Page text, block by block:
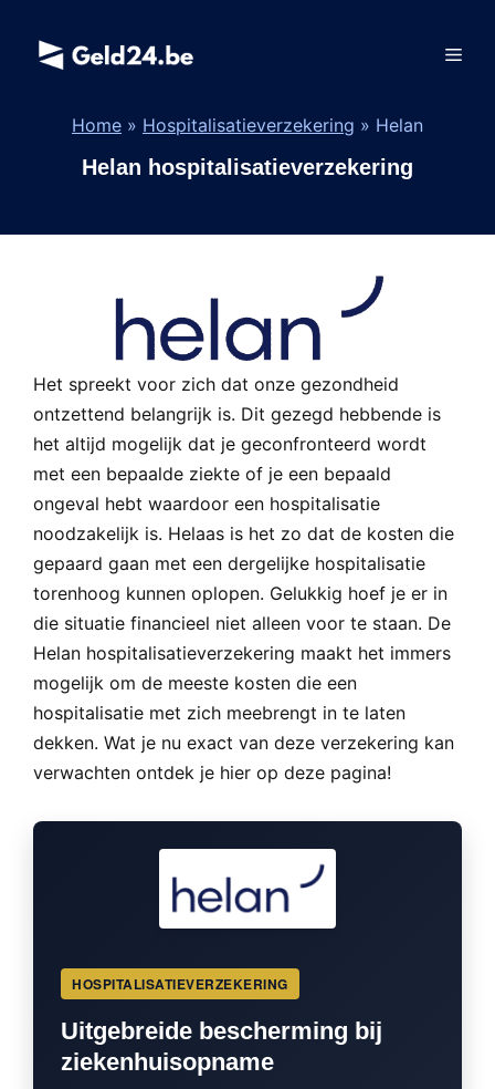
Home » Hospitalisatieverzekering » Helan
Helan hospitalisatieverzekering
Het spreekt voor zich dat onze gezondheid
ontzettend belangrijk is. Dit gezegd hebbende is
het altijd mogelijk dat je geconfronteerd wordt
met een bepaalde ziekte of je een bepaald
ongeval hebt waardoor een hospitalisatie
noodzakelijk is. Helaas is het zo dat de kosten die
gepaard gaan met een dergelijke hospitalisatie
torenhoog kunnen oplopen. Gelukkig hoef je er in
die situatie financieel niet alleen voor te staan. De
Helan hospitalisatieverzekering maakt het immers
mogelijk om de meeste kosten die een
hospitalisatie met zich meebrengt in te laten
dekken. Wat je nu exact van deze verzekering kan
verwachten ontdek je hier op deze pagina!
HOSPITALISATIEVERZEKERING
Uitgebreide bescherming bij
ziekenhuisopname